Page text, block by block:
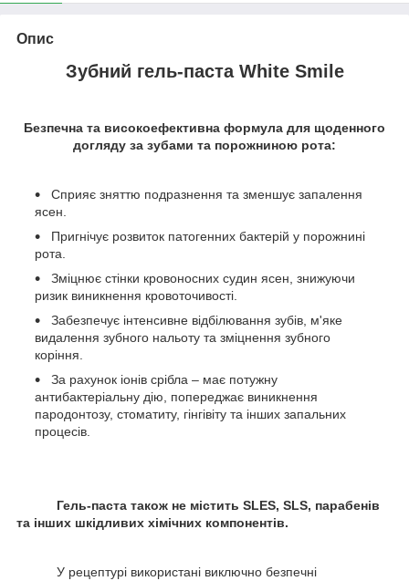
Опис
Зубний гель-паста White Smile
Безпечна та високоефективна формула для щоденного
догляду за зубами та порожниною рота:
Сприяє зняттю подразнення та зменшує запалення
ясен.
Пригнічує розвиток патогенних бактерій у порожнині
рота.
Зміцнює стінки кровоносних судин ясен, знижуючи
ризик виникнення кровоточивості.
Забезпечує інтенсивне відбілювання зубів, м'яке
видалення зубного нальоту та зміцнення зубного
коріння.
За рахунок іонів срібла – має потужну
антибактеріальну дію, попереджає виникнення
пародонтозу, стоматиту, гінгівіту та інших запальних
процесів.
Гель-паста також не містить SLES, SLS, парабенів
та інших шкідливих хімічних компонентів.
У рецептурі використані виключно безпечні